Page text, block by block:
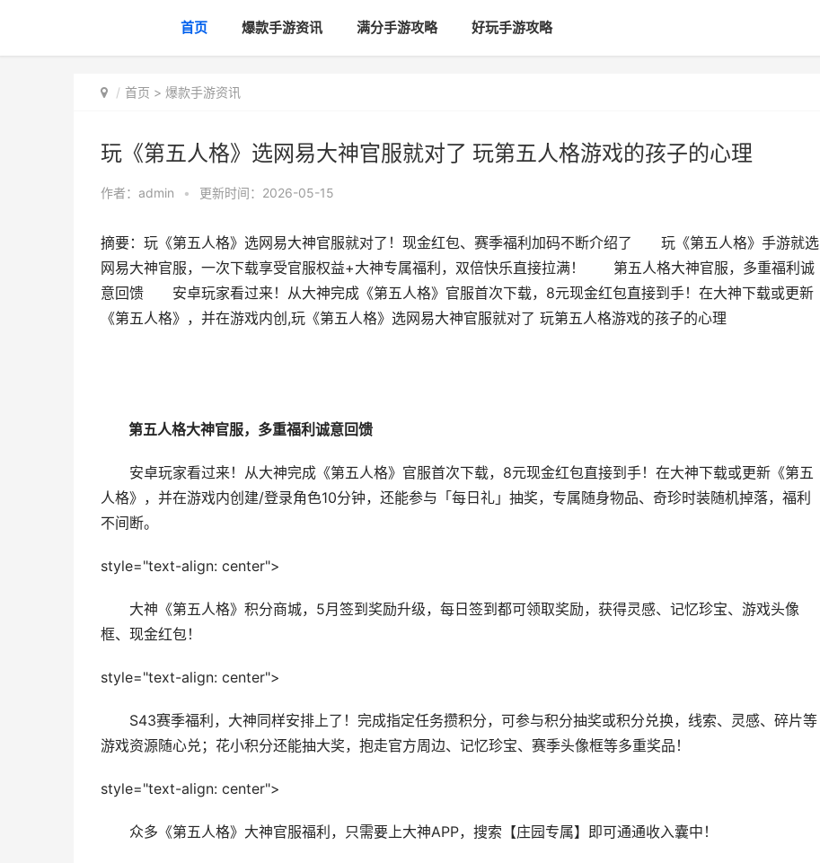
首页 爆款手游资讯 满分手游攻略 好玩手游攻略
首页 > 爆款手游资讯
玩《第五人格》选网易大神官服就对了 玩第五人格游戏的孩子的心理
作者： admin • 更新时间：2026-05-15
摘要：玩《第五人格》选网易大神官服就对了！现金红包、赛季福利加码不断介绍了 玩《第五人格》手游就选
网易大神官服，一次下载享受官服权益+大神专属福利，双倍快乐直接拉满！ 第五人格大神官服，多重福利诚
意回馈 安卓玩家看过来！从大神完成《第五人格》官服首次下载，8元现金红包直接到手！在大神下载或更新
《第五人格》，并在游戏内创,玩《第五人格》选网易大神官服就对了 玩第五人格游戏的孩子的心理
第五人格大神官服，多重福利诚意回馈
安卓玩家看过来！从大神完成《第五人格》官服首次下载，8元现金红包直接到手！在大神下载或更新《第五
人格》，并在游戏内创建/登录角色10分钟，还能参与「每日礼」抽奖，专属随身物品、奇珍时装随机掉落，福利
不间断。
style="text-align: center">
大神《第五人格》积分商城，5月签到奖励升级，每日签到都可领取奖励，获得灵感、记忆珍宝、游戏头像
框、现金红包！
style="text-align: center">
S43赛季福利，大神同样安排上了！完成指定任务攒积分，可参与积分抽奖或积分兑换，线索、灵感、碎片等
游戏资源随心兑；花小积分还能抽大奖，抱走官方周边、记忆珍宝、赛季头像框等多重奖品！
style="text-align: center">
众多《第五人格》大神官服福利，只需要上大神APP，搜索【庄园专属】即可通通收入囊中！